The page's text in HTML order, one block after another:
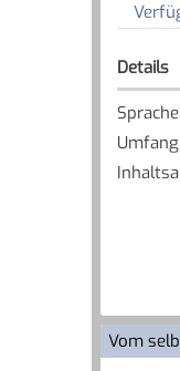
Details
Sprache:
Umfang:
Vom